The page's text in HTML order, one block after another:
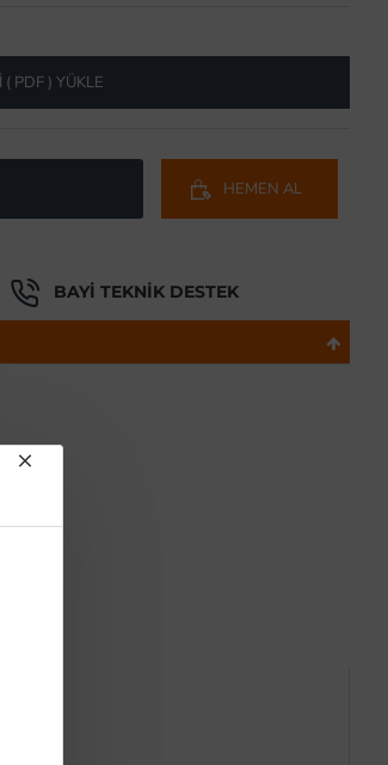
PDF ) YÜKLE
HEMEN AL
BAYI TEKNIK DESTEK